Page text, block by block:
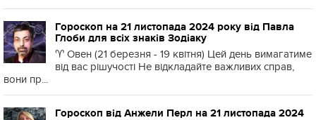
Гороскоп на 21 листопада 2024 року від Павла
Глоби для всіх знаків Зодіаку
♈️ Овен (21 березня - 19 квітня) Цей день вимагатиме
від вас рішучості Не відкладайте важливих справ,
вони пр...
Гороскоп від Анжели Перл на 21 листопада 2024